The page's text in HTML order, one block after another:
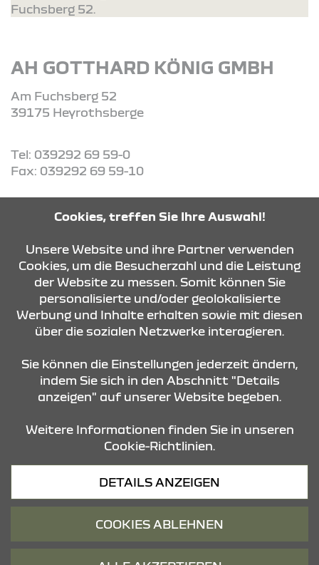
Fuchsberg 52.
AH GOTTHARD KÖNIG GMBH
Am Fuchsberg 52
39175 Heyrothsberge
Tel: 039292 69 59-0
Fax: 039292 69 59-10
ROUTE PLANEN
ANFRAGE SENDEN
KONTAKT & ANFAHRT
STANDORTE
Cookies, treffen Sie Ihre Auswahl!
Unsere Website und ihre Partner verwenden
Cookies, um die Besucherzahl und die Leistung
der Website zu messen. Somit können Sie
personalisierte und/oder geolokalisierte
Werbung und Inhalte erhalten sowie mit diesen
über die sozialen Netzwerke interagieren.
Sie können die Einstellungen jederzeit ändern,
indem Sie sich in den Abschnitt "Details
anzeigen" auf unserer Website begeben.
Weitere Informationen finden Sie in unseren
Cookie-Richtlinien.
DETAILS ANZEIGEN
COOKIES ABLEHNEN